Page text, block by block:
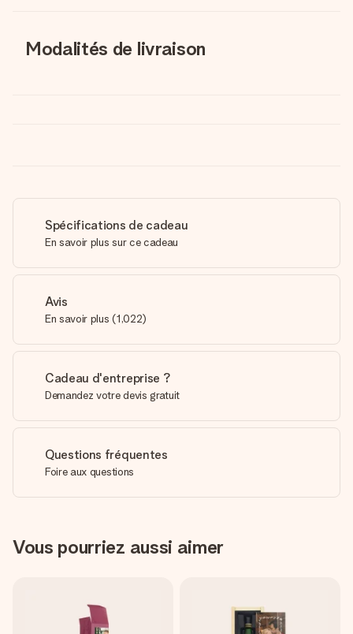
Modalités de livraison
Spécifications de cadeau
En savoir plus sur ce cadeau
Avis
En savoir plus (1,022)
Cadeau d'entreprise ?
Demandez votre devis gratuit
Questions fréquentes
Foire aux questions
Vous pourriez aussi aimer